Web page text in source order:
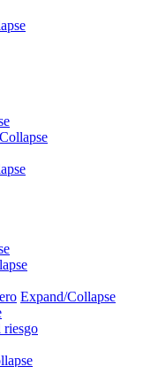
Expand/Collapse
riesgo